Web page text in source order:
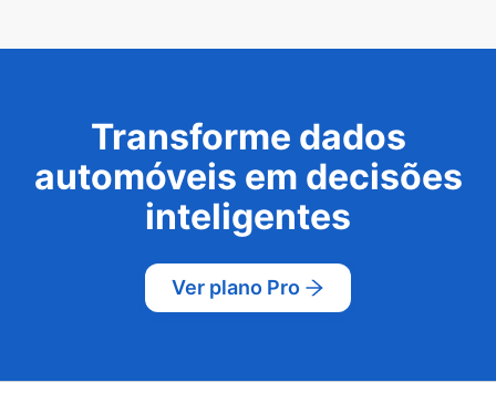
Transforme dados
automóveis em decisões
inteligentes
Ver plano Pro